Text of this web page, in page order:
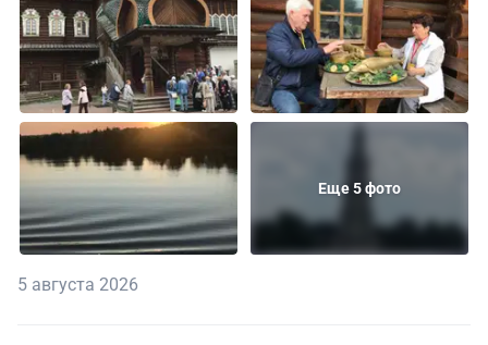
Еще 5 фото
5 августа 2026